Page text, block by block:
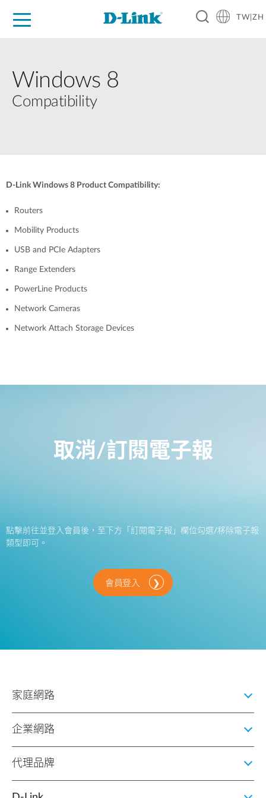
TW|ZH
Windows 8
Compatibility
D-Link Windows 8 Product Compatibility:
Routers
Mobility Products
USB and PCIe Adapters
Range Extenders
PowerLine Products
Network Cameras
Network Attach Storage Devices
取消/訂閱電子報
點擊前往並登入會員後，至下方「訂閱電子報」欄位勾選/移除電子報
類型即可。
會員登入
家庭網路
企業網路
代理品牌